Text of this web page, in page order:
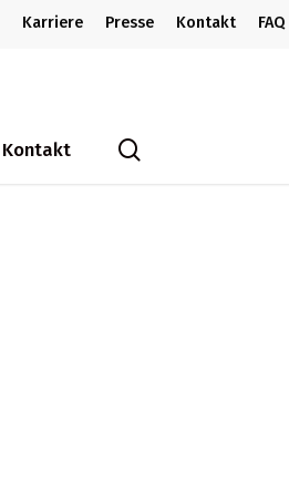
Karriere Presse Kontakt FAQ
Kontakt